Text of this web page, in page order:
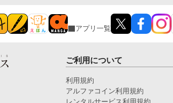
アプリ一覧
ご利用について
利用規約
アルファコイン利用規約